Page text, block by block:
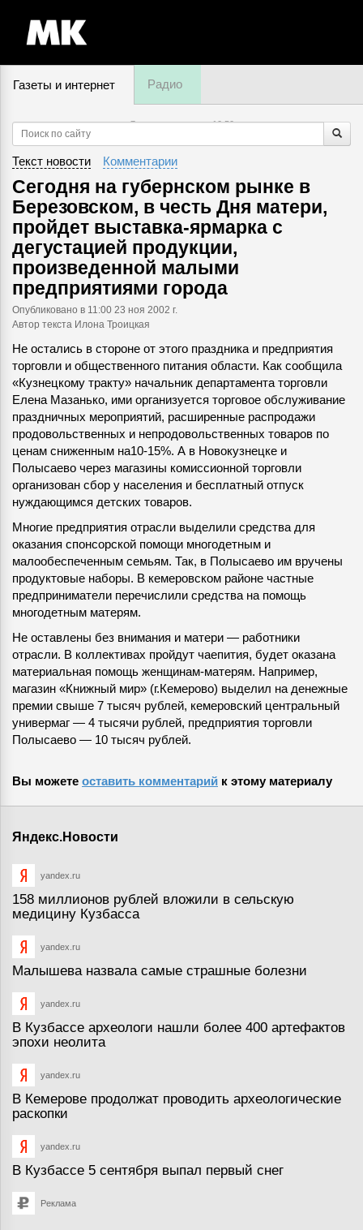
Газеты и интернет Радио
7 августа, пятница,10:50
Текст новости Комментарии
Сегодня на губернском рынке в
Березовском, в честь Дня матери,
пройдет выставка-ярмарка с
дегустацией продукции,
произведенной малыми
предприятиями города
Опубликовано в 11:00 23 ноя 2002 г.
Автор текста Илона Троицкая
Не остались в стороне от этого праздника и предприятия
торговли и общественного питания области. Как сообщила
«Кузнецкому тракту» начальник департамента торговли
Елена Мазанько, ими организуется торговое обслуживание
праздничных мероприятий, расширенные распродажи
продовольственных и непродовольственных товаров по
ценам сниженным на10-15%. А в Новокузнецке и
Полысаево через магазины комиссионной торговли
организован сбор у населения и бесплатный отпуск
нуждающимся детских товаров.
Многие предприятия отрасли выделили средства для
оказания спонсорской помощи многодетным и
малообеспеченным семьям. Так, в Полысаево им вручены
продуктовые наборы. В кемеровском районе частные
предприниматели перечислили средства на помощь
многодетным матерям.
Не оставлены без внимания и матери — работники
отрасли. В коллективах пройдут чаепития, будет оказана
материальная помощь женщинам-матерям. Например,
магазин «Книжный мир» (г.Кемерово) выделил на денежные
премии свыше 7 тысяч рублей, кемеровский центральный
универмаг — 4 тысячи рублей, предприятия торговли
Полысаево — 10 тысяч рублей.
Вы можете оставить комментарий к этому материалу
Яндекс.Новости
yandex.ru
158 миллионов рублей вложили в сельскую
медицину Кузбасса
yandex.ru
Малышева назвала самые страшные болезни
yandex.ru
В Кузбассе археологи нашли более 400 артефактов
эпохи неолита
yandex.ru
В Кемерове продолжат проводить археологические
раскопки
yandex.ru
В Кузбассе 5 сентября выпал первый снег
Реклама